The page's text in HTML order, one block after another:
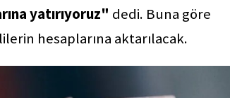
yatırıyoruz" dedi. Buna göre
hesaplarına aktarılacak.